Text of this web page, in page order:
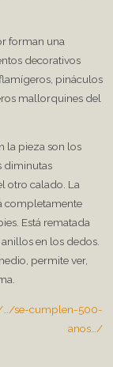
forman una
decorativos
pináculos
mallorquines del
la pieza son los
diminutas
otro calado. La
completamente
Está rematada
en los dedos.
permite ver,
…/se-cumplen-500-
anos…/